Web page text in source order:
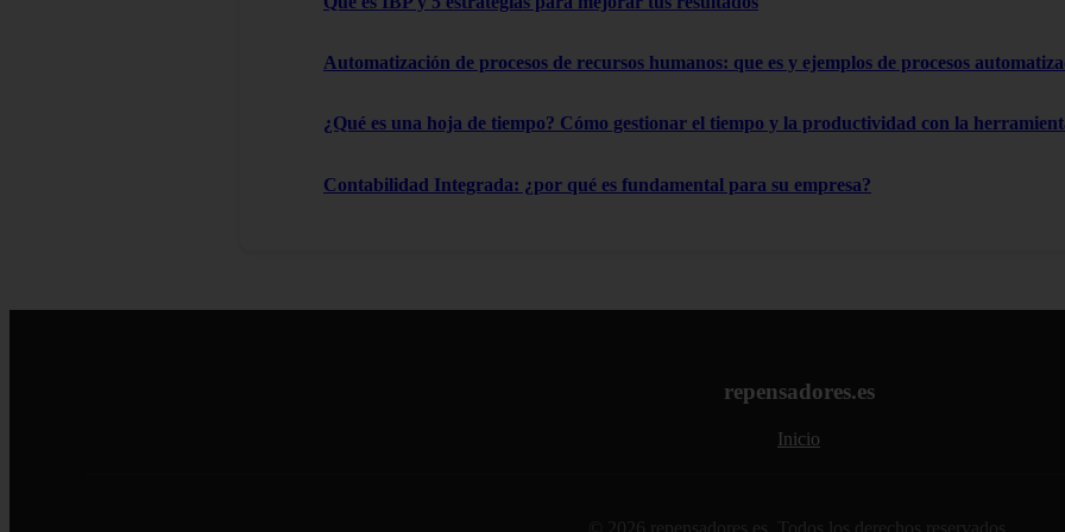
Automatización de procesos de recursos humanos: que es y ejemplos de procesos
¿Qué es una hoja de tiempo? Cómo gestionar el tiempo y la productividad con la
Contabilidad Integrada: ¿por qué es fundamental para su empresa?
repensadores.es
Inicio